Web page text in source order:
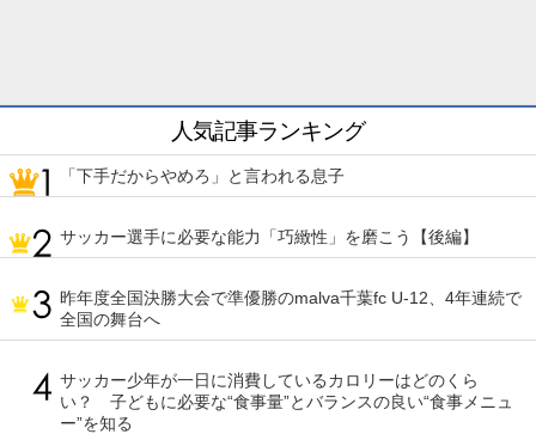
人気記事ランキング
「下手だからやめろ」と言われる息子
サッカー選手に必要な能力「巧緻性」を磨こう【後編】
昨年度全国決勝大会で準優勝のmalva千葉fc U-12、4年連続で
全国の舞台へ
サッカー少年が一日に消費しているカロリーはどのくら
い？ 子どもに必要な“食事量”とバランスの良い“食事メニュ
ー”を知る